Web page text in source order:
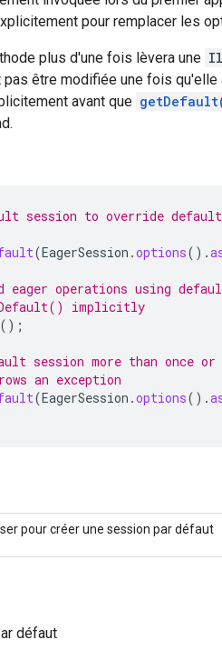
pour remplacer les
plus d'une fois lèvera une
être modifiée une fois
avant que
session to override
(EagerSession .options().
operations using
implicitly
();
session more than once
an exception
(EagerSession .options().
pour créer une session par défaut
défaut